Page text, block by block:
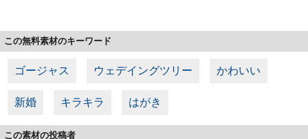
この無料素材のキーワード
ゴージャス ウェデイングツリー かわいい
新婚 キラキラ はがき
この素材の投稿者